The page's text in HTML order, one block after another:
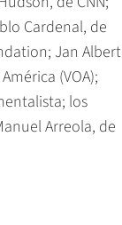
Cardenal, de
Jan Albert
(VOA);
los
Arreola, de